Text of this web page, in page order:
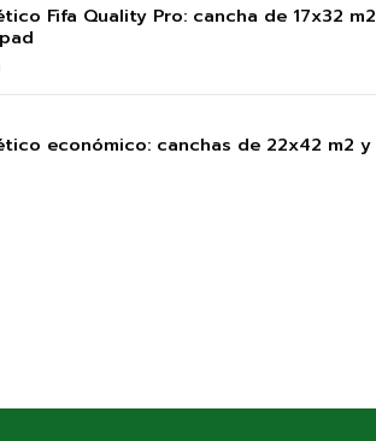
Fifa Quality Pro: cancha de 17x32 m2
económico: canchas de 22x42 m2 y